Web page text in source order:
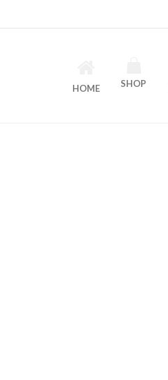
HOME SHOP